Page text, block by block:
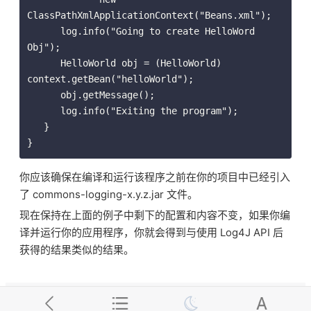
ClassPathXmlApplicationContext("Beans.xml");
Obj");
context.getBean("helloWorld");
}
你应该确保在编译和运行该程序之前在你的项目中已经引入
了 commons-logging-x.y.z.jar 文件。
现在保持在上面的例子中剩下的配置和内容不变，如果你编
译并运行你的应用程序，你就会得到与使用 Log4J API 后
获得的结果类似的结果。
Spring 异常处理例子